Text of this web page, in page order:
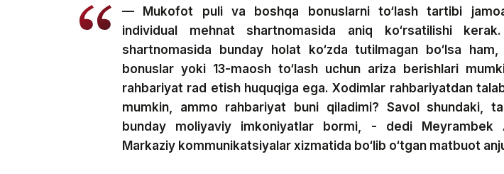
— Mukofot puli va boshqa bonuslarni to‘lash tartibi
individual mehnat shartnomasida aniq ko‘rsatilishi
shartnomasida bunday holat ko‘zda tutilmagan bo‘lsa
bonuslar yoki 13-maosh to‘lash uchun ariza berishlari
rahbariyat rad etish huquqiga ega. Xodimlar rahbariyatdan
mumkin, ammo rahbariyat buni qiladimi? Savol shundaki,
bunday moliyaviy imkoniyatlar bormi, - dedi Meyrambek
Markaziy kommunikatsiyalar xizmatida bo‘lib o‘tgan matbuot